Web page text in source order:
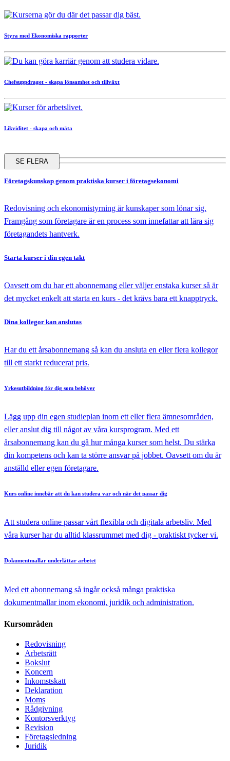
Styra med Ekonomiska rapporter
Chefsuppdraget - skapa lönsamhet och tillväxt
Likviditet - skapa och mäta
SE FLERA
Företagskunskap genom praktiska kurser i företagsekonomi
Redovisning och ekonomistyrning är kunskaper som lönar sig.
Framgång som företagare är en process som innefattar att lära sig
företagandets hantverk.
Starta kurser i din egen takt
Oavsett om du har ett abonnemang eller väljer enstaka kurser så är
det mycket enkelt att starta en kurs - det krävs bara ett knapptryck.
Dina kollegor kan anslutas
Har du ett årsabonnemang så kan du ansluta en eller flera kollegor
till ett starkt reducerat pris.
Yrkesutbildning för dig som behöver
Lägg upp din egen studieplan inom ett eller flera ämnesområden,
eller anslut dig till något av våra kursprogram. Med ett
årsabonnemang kan du gå hur många kurser som helst. Du stärka
din kompetens och kan ta större ansvar på jobbet. Oavsett om du är
anställd eller egen företagare.
Kurs online innebär att du kan studera var och när det passar dig
Att studera online passar vårt flexibla och digitala arbetsliv. Med
våra kurser har du alltid klassrummet med dig - praktiskt tycker vi.
Dokumentmallar underlättar arbetet
Med ett abonnemang så ingår också många praktiska
dokumentmallar inom ekonomi, juridik och administration.
Kursområden
Redovisning
Arbetsrätt
Bokslut
Koncern
Inkomstskatt
Deklaration
Moms
Rådgivning
Kontorsverktyg
Revision
Företagsledning
Juridik